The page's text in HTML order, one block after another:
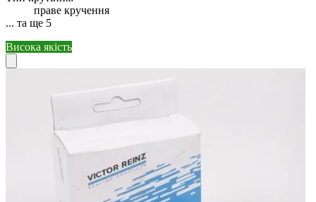
праве кручення
... та ще 5
Висока якість